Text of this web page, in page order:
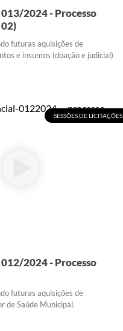
2024 - Processo
futuras aquisições de
e insumos (doação e judicial)
SESSÕES DE LICITAÇÕES
2024 - Processo
futuras aquisições de
de Saúde Municipal.